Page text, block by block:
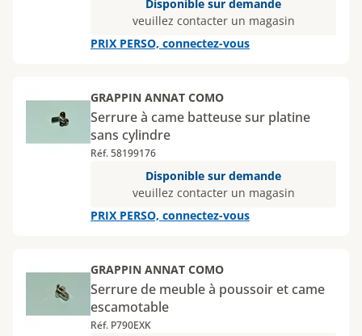
Disponible sur demande
veuillez contacter un magasin
PRIX PERSO, connectez-vous
GRAPPIN ANNAT COMO
Serrure à came batteuse sur platine
sans cylindre
Réf. 58199176
Disponible sur demande
veuillez contacter un magasin
PRIX PERSO, connectez-vous
GRAPPIN ANNAT COMO
Serrure de meuble à poussoir et came
escamotable
Réf. P790EXK